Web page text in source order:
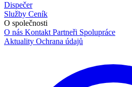
Dispečer
Služby Ceník
O společnosti
O nás Kontakt Partneři Spolupráce
Aktuality Ochrana údajů